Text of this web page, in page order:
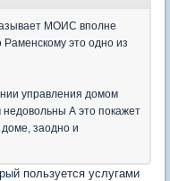
МОИС вполне
Раменскому это одно из
управления домом
А это покажет
заодно и
пользуется услугами